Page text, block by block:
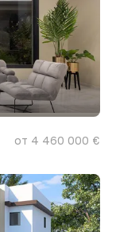
от 4 460 000 €